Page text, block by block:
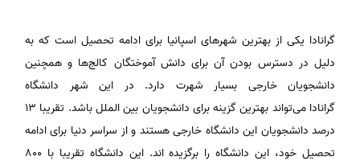
گرانادا یکی از بهترین شهرهای اسپانیا برای ادامه تحصیل است که به
دلیل در دسترس بودن آن برای دانش آموختگان کالج‌‌ها و همچنین
دانشجویان خارجی بسیار شهرت دارد. در این شهر دانشگاه
گرانادا می‌تواند بهترین گزینه برای دانشجویان بین الملل باشد. تقریبا ۱۳
درصد دانشجویان این دانشگاه خارجی هستند و از سراسر دنیا برای ادامه
تحصیل خود، این دانشگاه را برگزیده اند. این دانشگاه تقریبا با ۸۰۰